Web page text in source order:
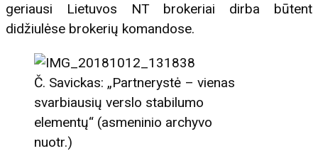
geriausi Lietuvos NT brokeriai dirba būtent
didžiulėse brokerių komandose.
Č. Savickas: „Partnerystė – vienas
svarbiausių verslo stabilumo
elementų“ (asmeninio archyvo
nuotr.)